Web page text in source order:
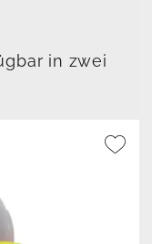
in zwei